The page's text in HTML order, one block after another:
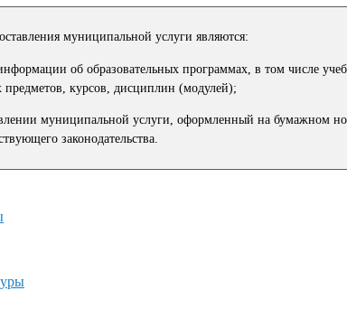
муниципальной услуги являются:
об образовательных программах, в том числе
курсов, дисциплин (модулей);
муниципальной услуги, оформленный на бумажном
законодательства.